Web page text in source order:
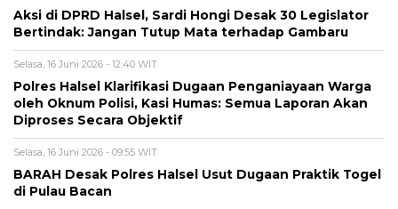
Aksi di DPRD Halsel, Sardi Hongi Desak 30 Legislator
Bertindak: Jangan Tutup Mata terhadap Gambaru
Selasa, 16 Juni 2026 - 12:40 WIT
Polres Halsel Klarifikasi Dugaan Penganiayaan Warga
oleh Oknum Polisi, Kasi Humas: Semua Laporan Akan
Diproses Secara Objektif
Selasa, 16 Juni 2026 - 09:55 WIT
BARAH Desak Polres Halsel Usut Dugaan Praktik Togel
di Pulau Bacan